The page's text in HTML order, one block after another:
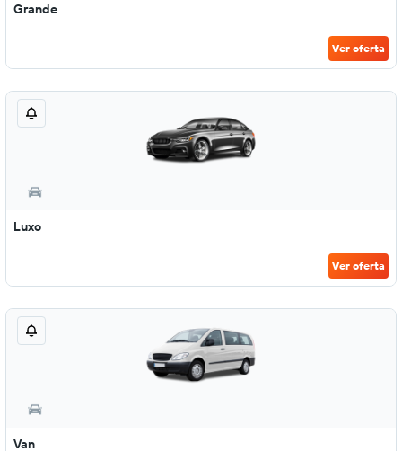
Grande
Ver oferta
Luxo
Ver oferta
Van